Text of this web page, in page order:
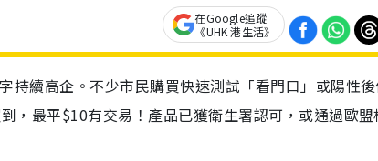
在Google追蹤
《UHK 港生活》
續高企。不少市民購買快速測試「看門口」或陽性
，最平$10有交易！產品已獲衛生署認可，或通過歐盟